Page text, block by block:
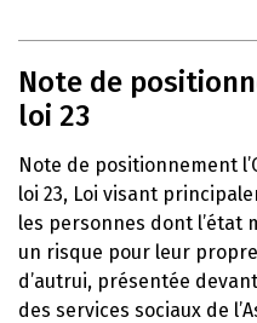
Note de
loi 23
Note de positionnement
loi 23, Loi visant
les personnes dont
un risque pour leur
d’autrui, présentée
des services sociaux de